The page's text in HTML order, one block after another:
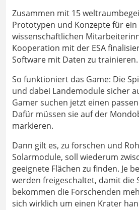
Zusammen mit 15
Prototypen und Konzepte für
wissenschaftlichen
Kooperation mit der ESA
Software mit Daten zu trainieren.
So funktioniert das Game: Die
und dabei Landemodule sicher
Gamer suchen jetzt einen
Dafür müssen sie auf der
markieren.
Dann gilt es, zu forschen und
Solarmodule, soll wiederum
geeignete Flächen zu finden. Je
werden freigeschaltet, damit die
bekommen die Forschenden
sich wirklich um einen Krater